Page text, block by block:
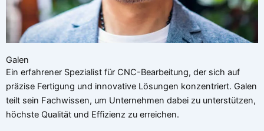
Galen
Ein erfahrener Spezialist für CNC-Bearbeitung, der sich auf
präzise Fertigung und innovative Lösungen konzentriert. Galen
teilt sein Fachwissen, um Unternehmen dabei zu unterstützen,
höchste Qualität und Effizienz zu erreichen.